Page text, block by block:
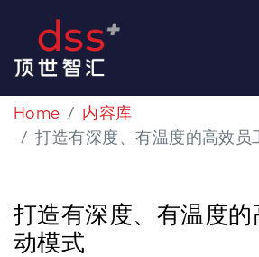
Home
内容库
打造有深度、有温度的高效员
打造有深度、有温度的
动模式